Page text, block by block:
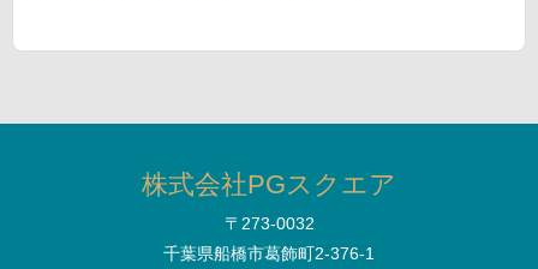
株式会社PGスクエア
〒273-0032
千葉県船橋市葛飾町2-376-1